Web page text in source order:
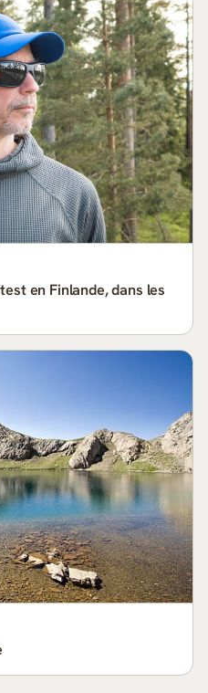
en Finlande, dans les